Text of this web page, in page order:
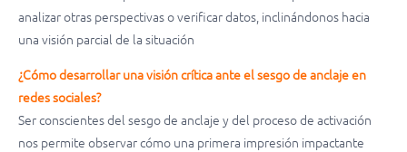
analizar otras perspectivas o verificar datos, inclinándonos hacia
una visión parcial de la situación
¿Cómo desarrollar una visión crítica ante el sesgo de anclaje en
redes sociales?
Ser conscientes del sesgo de anclaje y del proceso de activación
nos permite observar cómo una primera impresión impactante